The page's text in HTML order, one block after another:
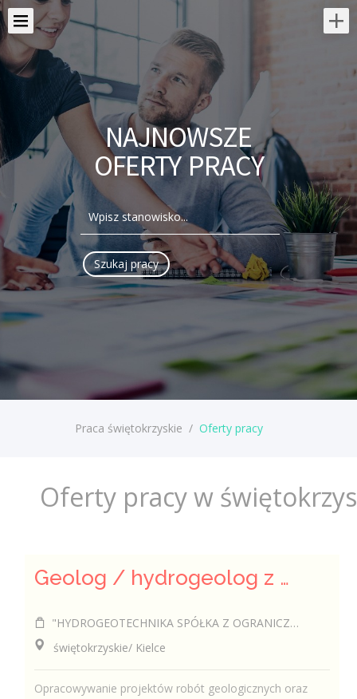
NAJNOWSZE
OFERTY PRACY
Praca świętokrzyskie / Oferty pracy
Oferty pracy w
Geolog / hydrogeolog z uprawnieniami (k/m)
"HYDROGEOTECHNIKA SPÓŁKA Z OGRANICZONĄ ODPOWIEDZIALNOŚCIĄ".
świętokrzyskie/ Kielce
Opracowywanie projektów robót geologicznych oraz